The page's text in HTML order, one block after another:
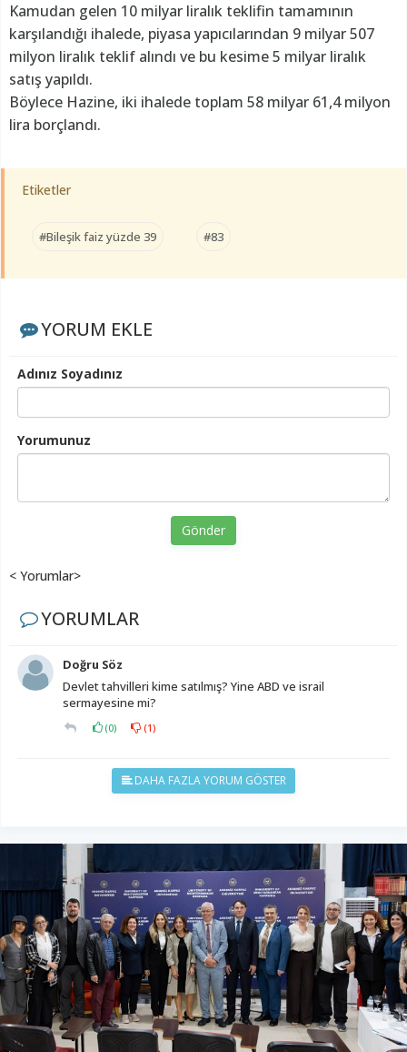
Kamudan gelen 10 milyar liralık teklifin tamamının
karşılandığı ihalede, piyasa yapıcılarından 9 milyar 507
milyon liralık teklif alındı ve bu kesime 5 milyar liralık
satış yapıldı.
Böylece Hazine, iki ihalede toplam 58 milyar 61,4 milyon
lira borçlandı.
Etiketler
#Bileşik faiz yüzde 39 #83
YORUM EKLE
Adınız Soyadınız
Yorumunuz
Gönder
< Yorumlar>
YORUMLAR
Doğru Söz
Devlet tahvilleri kime satılmış? Yine ABD ve israil
sermayesine mi?
(0) (1)
DAHA FAZLA YORUM GÖSTER